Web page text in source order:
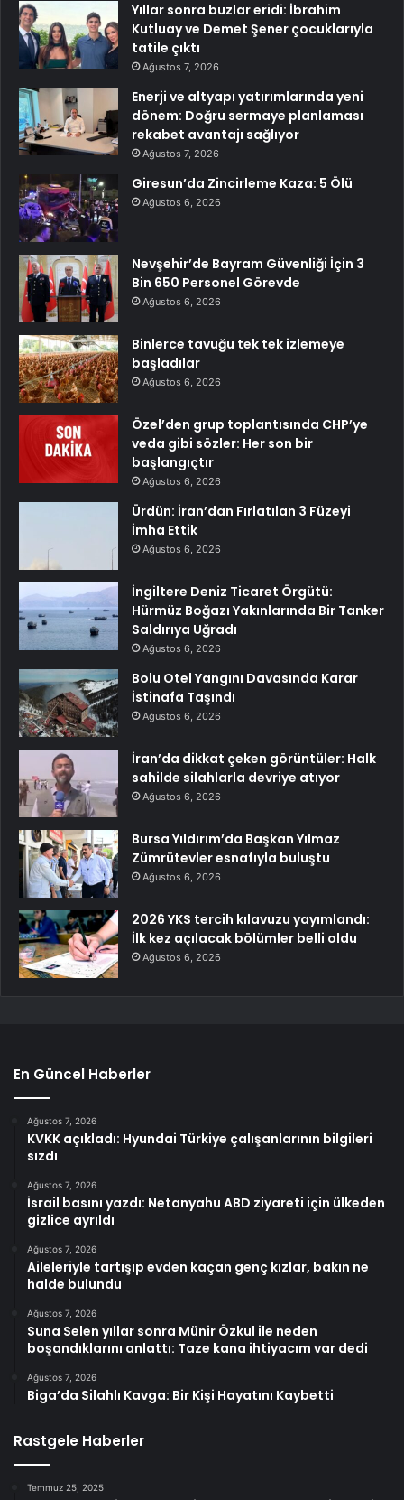
Yıllar sonra buzlar eridi: İbrahim
Kutluay ve Demet Şener çocuklarıyla
tatile çıktı
Ağustos 7, 2026
Enerji ve altyapı yatırımlarında yeni
dönem: Doğru sermaye planlaması
rekabet avantajı sağlıyor
Ağustos 7, 2026
Giresun’da Zincirleme Kaza: 5 Ölü
Ağustos 6, 2026
Nevşehir’de Bayram Güvenliği İçin 3
Bin 650 Personel Görevde
Ağustos 6, 2026
Binlerce tavuğu tek tek izlemeye
başladılar
Ağustos 6, 2026
Özel’den grup toplantısında CHP’ye
veda gibi sözler: Her son bir
başlangıçtır
Ağustos 6, 2026
Ürdün: İran’dan Fırlatılan 3 Füzeyi
İmha Ettik
Ağustos 6, 2026
İngiltere Deniz Ticaret Örgütü:
Hürmüz Boğazı Yakınlarında Bir Tanker
Saldırıya Uğradı
Ağustos 6, 2026
Bolu Otel Yangını Davasında Karar
İstinafa Taşındı
Ağustos 6, 2026
İran’da dikkat çeken görüntüler: Halk
sahilde silahlarla devriye atıyor
Ağustos 6, 2026
Bursa Yıldırım’da Başkan Yılmaz
Zümrütevler esnafıyla buluştu
Ağustos 6, 2026
2026 YKS tercih kılavuzu yayımlandı:
İlk kez açılacak bölümler belli oldu
Ağustos 6, 2026
En Güncel Haberler
Ağustos 7, 2026
KVKK açıkladı: Hyundai Türkiye çalışanlarının bilgileri
sızdı
Ağustos 7, 2026
İsrail basını yazdı: Netanyahu ABD ziyareti için ülkeden
gizlice ayrıldı
Ağustos 7, 2026
Aileleriyle tartışıp evden kaçan genç kızlar, bakın ne
halde bulundu
Ağustos 7, 2026
Suna Selen yıllar sonra Münir Özkul ile neden
boşandıklarını anlattı: Taze kana ihtiyacım var dedi
Ağustos 7, 2026
Biga’da Silahlı Kavga: Bir Kişi Hayatını Kaybetti
Rastgele Haberler
Temmuz 25, 2025